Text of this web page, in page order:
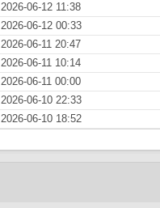
2026-06-12 11:38
2026-06-12 00:33
2026-06-11 20:47
2026-06-11 10:14
2026-06-11 00:00
2026-06-10 22:33
2026-06-10 18:52